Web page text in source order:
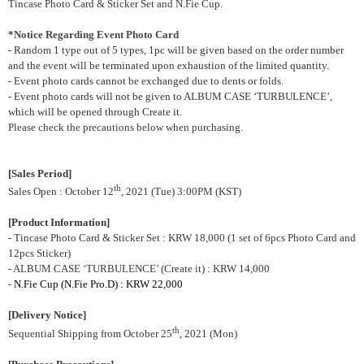
Tincase Photo Card & Sticker Set and N.Fie Cup.
*Notice Regarding Event Photo Card
- Random 1 type out of 5 types, 1pc will be given based on the order number
and the event will be terminated upon exhaustion of the limited quantity.
- Event photo cards cannot be exchanged due to dents or folds.
- Event photo cards will not be given to ALBUM CASE ‘TURBULENCE’,
which will be opened through Create it.
Please check the precautions below when purchasing.
[Sales Period]
Sales Open : October 12th, 2021 (Tue) 3:00PM (KST)
[Product Information]
- Tincase Photo Card & Sticker Set : KRW 18,000 (1 set of 6pcs Photo Card and
12pcs Sticker)
- ALBUM CASE ‘TURBULENCE’ (Create it) : KRW 14,000
- N.Fie Cup (N.Fie Pro.D) : KRW 22,000
[Delivery Notice]
Sequential Shipping from October 25th , 2021 (Mon)